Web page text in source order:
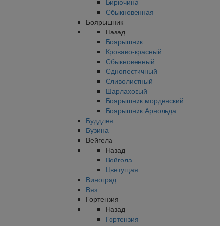
Бирючина
Обыкновенная
Боярышник
Назад
Боярышник
Кроваво-красный
Обыкновенный
Однопестичный
Сливолистный
Шарлаховый
Боярышник морденский
Боярышник Арнольда
Буддлея
Бузина
Вейгела
Назад
Вейгела
Цветущая
Виноград
Вяз
Гортензия
Назад
Гортензия